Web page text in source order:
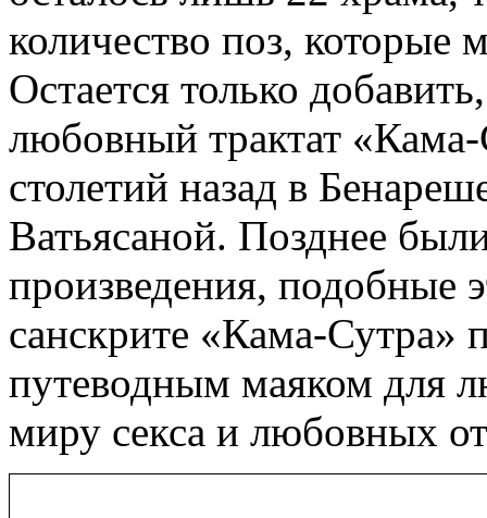
количество поз, которые
Остается только
любовный трактат
столетий назад в
Ватьясаной. Позднее
произведения, подобные
санскрите «Кама-Сутра»
путеводным маяком для
миру секса и любовных